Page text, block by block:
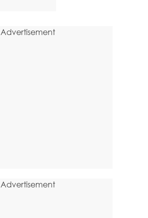
Advertisement
Advertisement